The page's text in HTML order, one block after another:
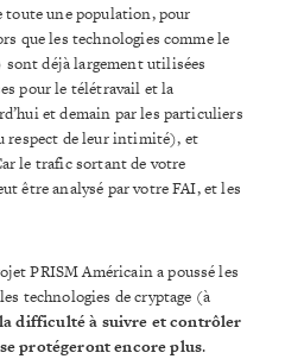
toute une population, pour
que les technologies comme le
déjà largement utilisées
pour le télétravail et la
et demain par les particuliers
respect de leur intimité), et
le trafic sortant de votre
être analysé par votre FAI, et les
PRISM Américain a poussé les
technologies de cryptage (à
difficulté à suivre et contrôler
protégeront encore plus.